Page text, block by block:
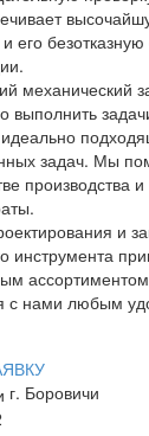
его
механический
выполнить
идеально
задач. Мы
производства
и
инструмента
с нами любым
г. Боровичи